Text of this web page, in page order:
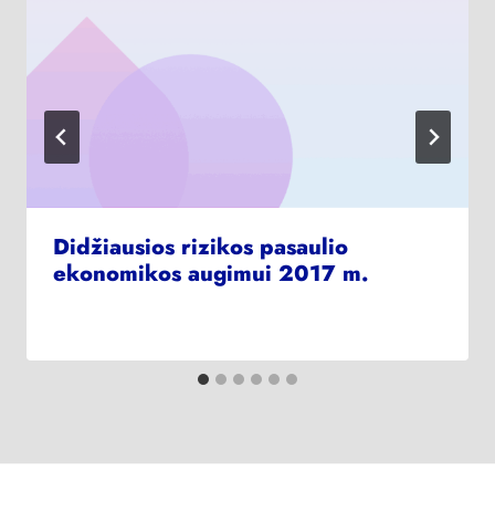
Didžiausios rizikos pasaulio
ekonomikos augimui 2017 m.